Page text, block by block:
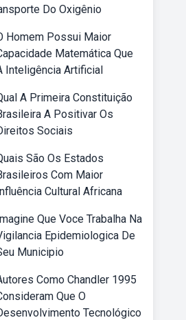
Do Oxigênio
Homem Possui Maior
Matemática Que
Inteligência Artificial
A Primeira Constituição
A Positivar Os
Sociais
São Os Estados
Com Maior
Cultural Africana
Que Voce Trabalha Na
Epidemiologica De
Municipio
Como Chandler 1995
Que O
Tecnológico